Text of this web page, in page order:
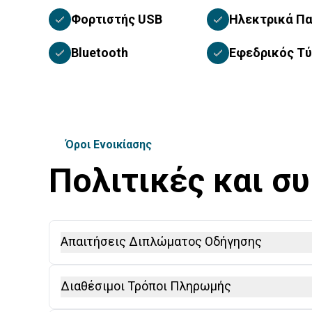
Φορτιστής USB Ηλεκτρικά
Bluetooth Εφεδρικός
Όροι Ενοικίασης
Πολιτικές και
Απαιτήσεις Διπλώματος Οδήγησης
Απαιτείται Διεθνές Δίπλωμα Οδήγησης (IDP),
Διαθέσιμοι Τρόποι Πληρωμής